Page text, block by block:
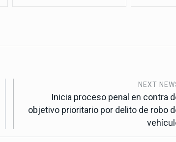
NEXT
Inicia proceso penal en contra
objetivo prioritario por delito de robo